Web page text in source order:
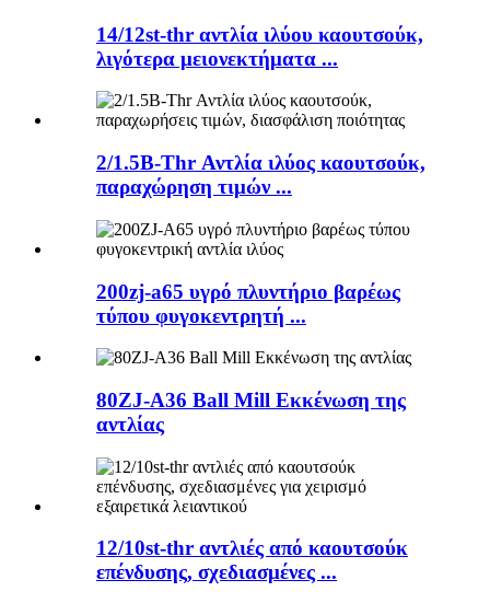
14/12st-thr αντλία ιλύου καουτσούκ,
λιγότερα μειονεκτήματα ...
2/1.5B-Thr Αντλία ιλύος καουτσούκ,
παραχώρηση τιμών ...
200zj-a65 υγρό πλυντήριο βαρέως
τύπου φυγοκεντρητή ...
80ZJ-A36 Ball Mill Εκκένωση της
αντλίας
12/10st-thr αντλιές από καουτσούκ
επένδυσης, σχεδιασμένες ...